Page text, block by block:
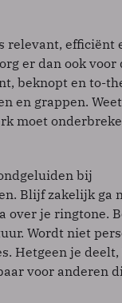
relevant, efficiënt
er dan ook voor
beknopt en to-
en grappen.
moet
bij
Blijf zakelijk ga
over je ringtone.
Wordt niet
Hetgeen je
voor anderen